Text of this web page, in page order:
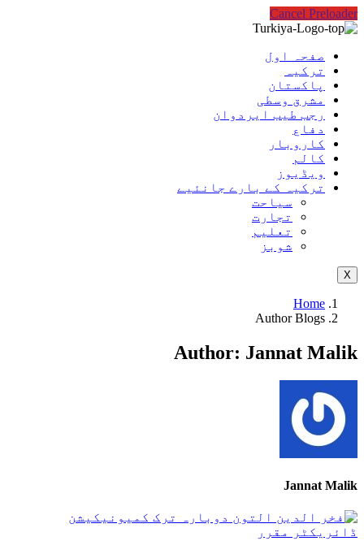
Cancel Preloader
صفحہ اول
ترکیہ
پاکستان
مشرق وسطی
رجب طیب ایردوان
دفاع
کاروبار
کالم
ویڈیوز
ترکیہ کے بارے جانئیے
سیاحت
تجارت
تعلیم
شوبز
X
Home
Author Blogs
Author: Jannat Malik
Jannat Malik